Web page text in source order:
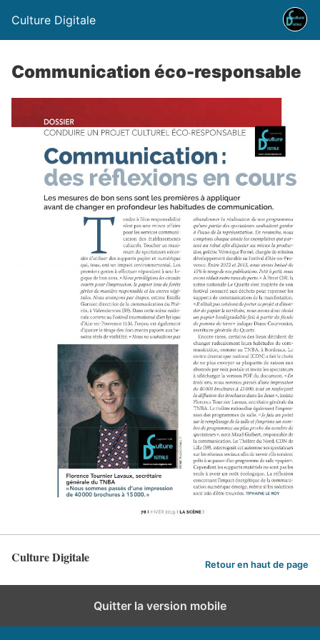
Culture Digitale
Communication éco-responsable
Culture Digitale Retour en haut de page
Quitter la version mobile